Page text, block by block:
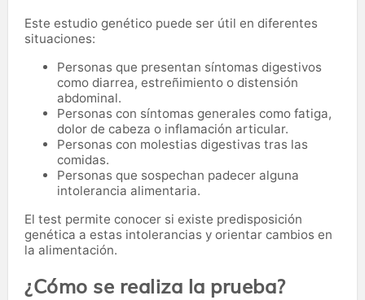
Este estudio genético puede ser útil en diferentes
situaciones:
Personas que presentan síntomas digestivos
como diarrea, estreñimiento o distensión
abdominal.
Personas con síntomas generales como fatiga,
dolor de cabeza o inflamación articular.
Personas con molestias digestivas tras las
comidas.
Personas que sospechan padecer alguna
intolerancia alimentaria.
El test permite conocer si existe predisposición
genética a estas intolerancias y orientar cambios en
la alimentación.
¿Cómo se realiza la prueba?